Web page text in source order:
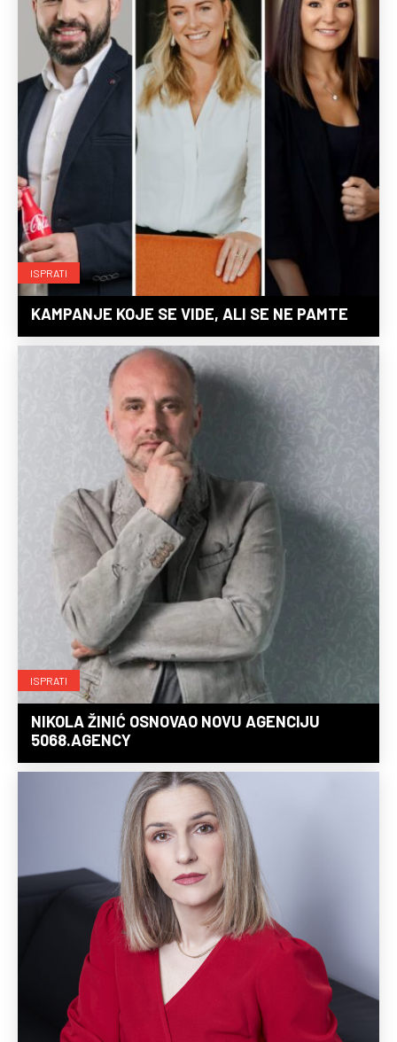
ISPRATI
KAMPANJE KOJE SE VIDE, ALI SE NE PAMTE
ISPRATI
NIKOLA ŽINIĆ OSNOVAO NOVU AGENCIJU
5068.AGENCY